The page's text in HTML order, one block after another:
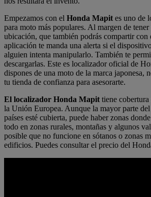
Empezamos con el Honda Mapit es uno de
para moto más populares. Al margen de
ubicación, que también podrás compartir con
aplicación te manda una alerta si el
alguien intenta manipularlo. También te
descargarlas. Este es localizador oficial de
dispones de una moto de la marca japonesa,
tu tienda de confianza para asesorarte.
El localizador Honda Mapit tiene cobertura
la Unión Europea. Aunque la mayor parte
países esté cubierta, puede haber zonas
todo en zonas rurales, montañas y algunos
posible que no funcione en sótanos o zonas
edificios. Puedes consultar el precio del